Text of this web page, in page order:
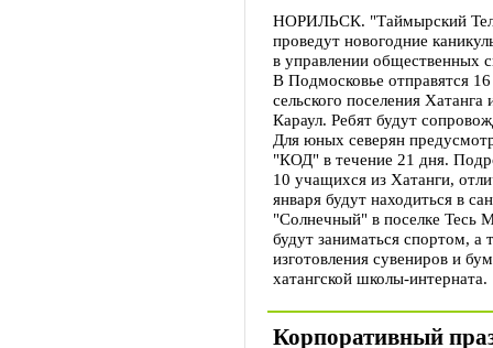
НОРИЛЬСК. "Таймырский
проведут новогодние
в управлении общественных
В Подмосковье отправятся
сельского поселения Хатанга
Караул. Ребят будут
Для юных северян
"КОД" в течение 21 дня.
10 учащихся из Хатанги,
января будут находиться в
"Солнечный" в поселке Тесь
будут заниматься спортом, а
изготовления сувениров и
хатангской школы-интерната.
Корпоративный